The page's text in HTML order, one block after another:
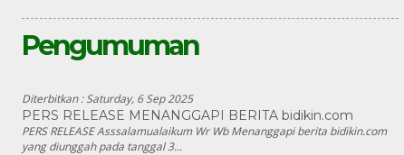
Pengumuman
Diterbitkan :Saturday, 6 Sep 2025
PERS RELEASE MENANGGAPI BERITA bidikin.com
PERS RELEASE Asssalamualaikum Wr Wb Menanggapi berita bidikin.com
yang diunggah pada tanggal 3...